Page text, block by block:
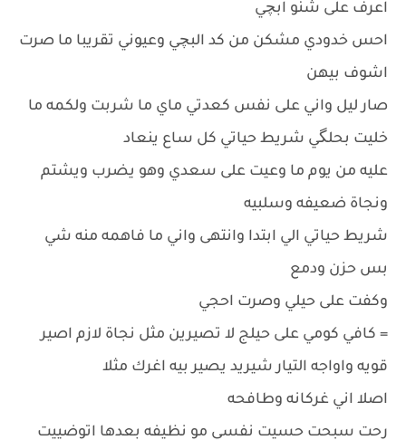
اعرف على شنو ابچي
احس خدودي مشكن من كد البچي وعيوني تقريبا ما صرت
اشوف بيهن
صار ليل واني على نفس كعدتي ماي ما شربت ولكمه ما
خليت بحلگي شريط حياتي كل ساع ينعاد
عليه من يوم ما وعيت على سعدي وهو يضرب ويشتم
ونجاة ضعيفه وسلبيه
شريط حياتي الي ابتدا وانتهى واني ما فاهمه منه شي
بس حزن ودمع
وكفت على حيلي وصرت احجي
= كافي كومي على حيلج لا تصيرين مثل نجاة لازم اصير
قويه واواجه التيار شيريد يصير بيه اغرك مثلا
اصلا اني غركانه وطافحه
رحت سبحت حسيت نفسي مو نظيفه بعدها اتوضييت